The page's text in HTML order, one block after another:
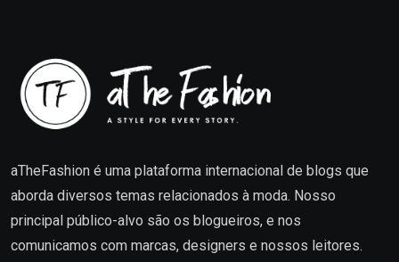
aTheFashion é uma plataforma internacional de blogs que
aborda diversos temas relacionados à moda. Nosso
principal público-alvo são os blogueiros, e nos
comunicamos com marcas, designers e nossos leitores.